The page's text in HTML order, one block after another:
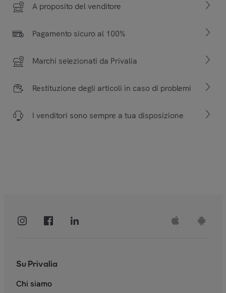
A proposito del venditore
Pagamento sicuro al 100%
Marchi selezionati da Privalia
Restituzione degli articoli in caso di problemi
I venditori sono sempre a tua disposizione
Su Privalia
Chi siamo